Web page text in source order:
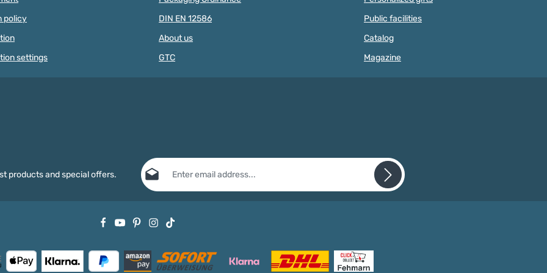
UNDER
NOT SUITABLE FOR CHILDREN
SMALL PARTS THAT CAN BE
SWALLOWED! The letters are not
pacifier clip with a diameter of 30
baby accessories Pacifier clips
are indispensable for making
pacifier chains and other baby
constantly falling off. These baby
clips have a diameter of 30
millimetres and are therefore
policy
settings
DIN EN 12586
About us
GTC
Public facilities
Catalog
Magazine
products and special offers.
Email address*
By selecting continue you confirm that you have read our